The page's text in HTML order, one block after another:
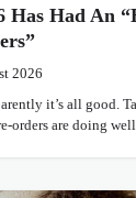
Has Had An
2026
it’s all good.
orders are doing